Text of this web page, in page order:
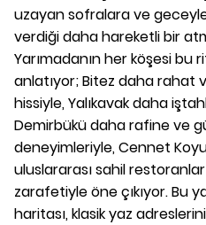
uzayan sofralara ve
verdiği daha hareketli bir
Yarımadanın her köşesi bu
anlatıyor; Bitez daha rahat
hissiyle, Yalıkavak daha
Demirbükü daha rafine ve
deneyimleriyle, Cennet
uluslararası sahil
zarafetiyle öne çıkıyor. Bu
haritası, klasik yaz